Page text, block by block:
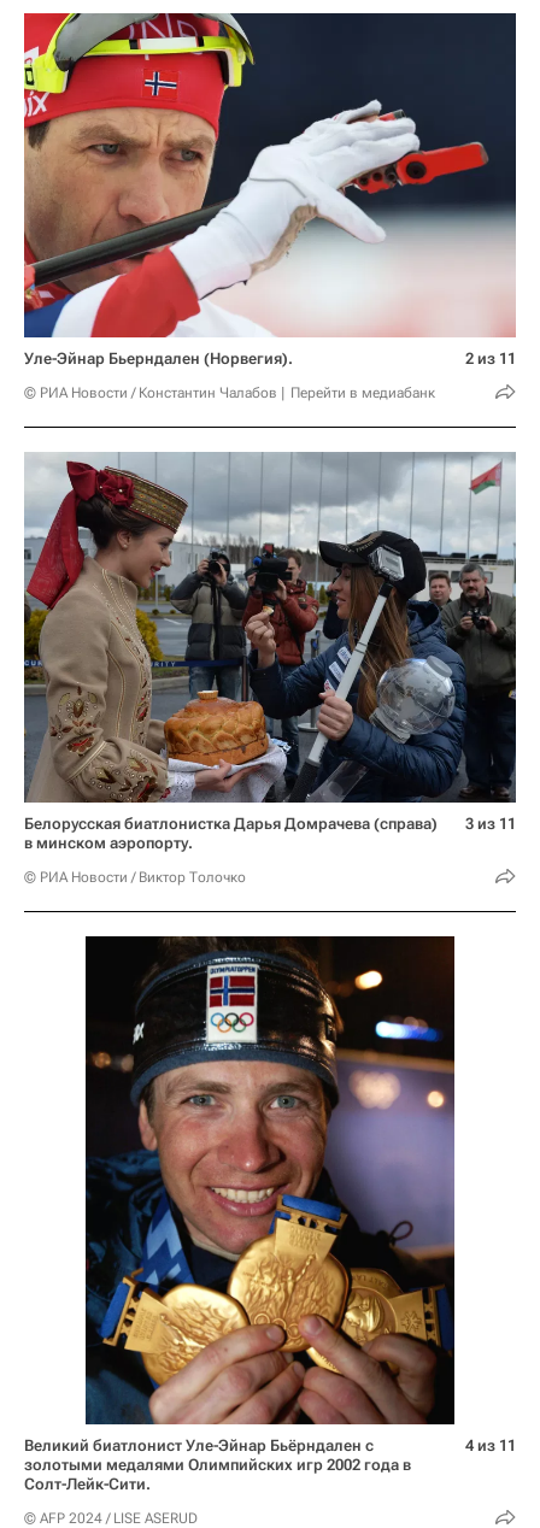
Уле-Эйнар Бьерндален (Норвегия).
© РИА Новости / Константин Чалабов Перейти в медиабанк
2 из 11
Белорусская биатлонистка Дарья Домрачева (справа)
в минском аэропорту.
© РИА Новости / Виктор Толочко
3 из 11
Великий биатлонист Уле-Эйнар Бьёрндален с
золотыми медалями Олимпийских игр 2002 года в
Солт-Лейк-Сити.
© AFP 2024 / LISE ASERUD
4 из 11